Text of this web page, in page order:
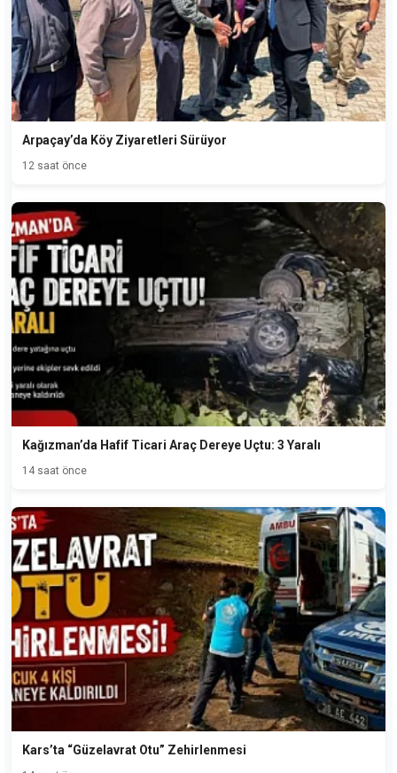
Arpaçay’da Köy Ziyaretleri Sürüyor
12 saat önce
Kağızman’da Hafif Ticari Araç Dereye Uçtu: 3 Yaralı
14 saat önce
Kars’ta “Güzelavrat Otu” Zehirlenmesi